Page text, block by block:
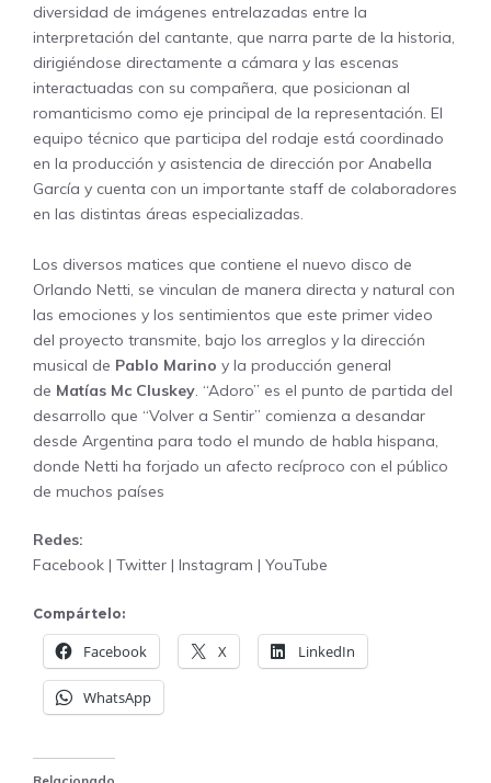
diversidad de imágenes entrelazadas entre la
interpretación del cantante, que narra parte de la historia,
dirigiéndose directamente a cámara y las escenas
interactuadas con su compañera, que posicionan al
romanticismo como eje principal de la representación. El
equipo técnico que participa del rodaje está coordinado
en la producción y asistencia de dirección por Anabella
García y cuenta con un importante staff de colaboradores
en las distintas áreas especializadas.
Los diversos matices que contiene el nuevo disco de
Orlando Netti, se vinculan de manera directa y natural con
las emociones y los sentimientos que este primer video
del proyecto transmite, bajo los arreglos y la dirección
musical de Pablo Marino y la producción general
de Matías Mc Cluskey. “Adoro” es el punto de partida del
desarrollo que “Volver a Sentir” comienza a desandar
desde Argentina para todo el mundo de habla hispana,
donde Netti ha forjado un afecto recíproco con el público
de muchos países
Redes:
Facebook | Twitter | Instagram | YouTube
Compártelo:
Facebook X LinkedIn
WhatsApp